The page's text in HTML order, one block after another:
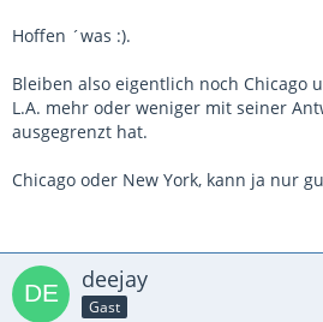
Hoffen ´was :).
Bleiben also eigentlich noch Chicago
L.A. mehr oder weniger mit seiner
ausgegrenzt hat.
Chicago oder New York, kann ja nur
deejay
Gast